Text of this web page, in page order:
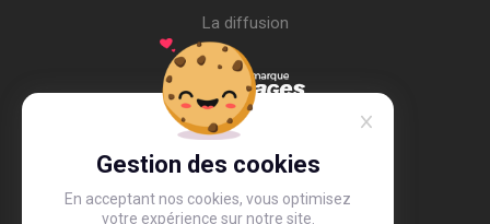
Gestion des cookies
En acceptant nos cookies, vous optimisez
votre expérience sur notre site.
La diffusion